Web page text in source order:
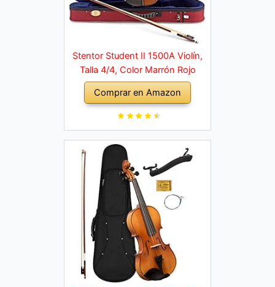
Stentor Student II 1500A Violín,
Talla 4/4, Color Marrón Rojo
Comprar en Amazon